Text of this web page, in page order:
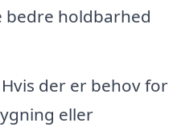
holdbarhed
Hvis der er behov for
eller